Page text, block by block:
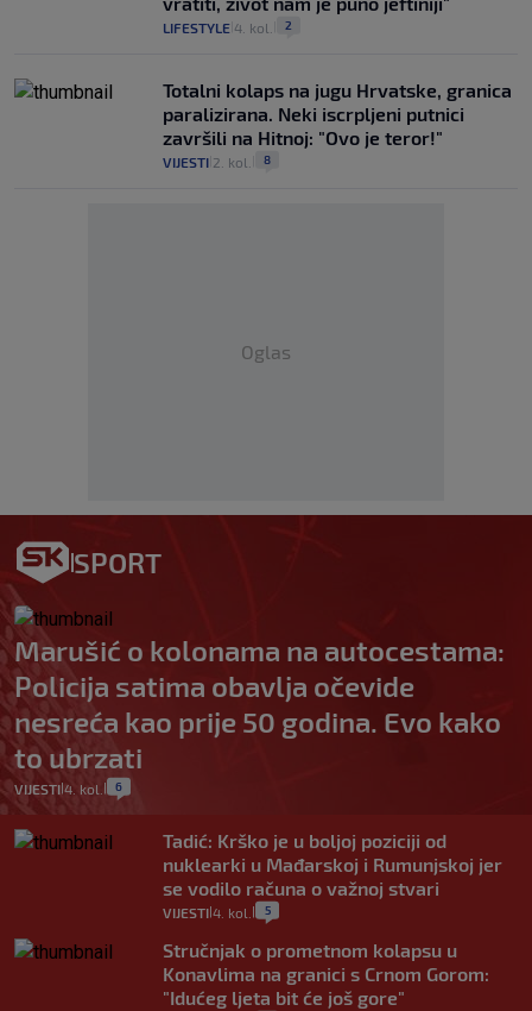
LIFESTYLE 4. kol. 2
Totalni kolaps na jugu Hrvatske, granica
paralizirana. Neki iscrpljeni putnici
završili na Hitnoj: "Ovo je teror!"
VIJESTI 2. kol. 8
Oglas
SPORT
Marušić o kolonama na autocestama:
Policija satima obavlja očevide
nesreća kao prije 50 godina. Evo kako
to ubrzati
VIJESTI 4. kol. 6
Tadić: Krško je u boljoj poziciji od
nuklearki u Mađarskoj i Rumunjskoj jer
se vodilo računa o važnoj stvari
VIJESTI 4. kol. 5
Stručnjak o prometnom kolapsu u
Konavlima na granici s Crnom Gorom:
"Idućeg ljeta bit će još gore"